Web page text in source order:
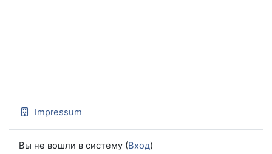
Impressum
Вы не вошли в систему (Вход)